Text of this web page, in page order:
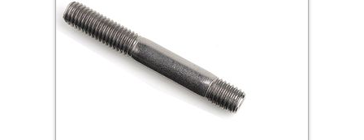
Заклепки (Гайки-Заклепки)
Крюки, кольца с метрической резьбой